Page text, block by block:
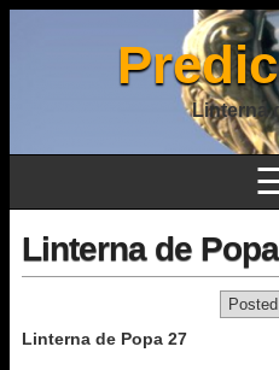
Linterna
Linterna de
Linterna de Popa 27